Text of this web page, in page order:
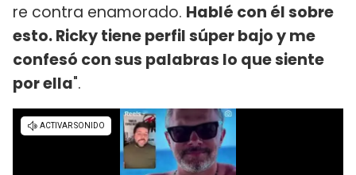
re contra enamorado. Hablé con él sobre
esto. Ricky tiene perfil súper bajo y me
confesó con sus palabras lo que siente
por ella".